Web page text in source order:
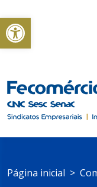
Abrir a barra de
Página inicial